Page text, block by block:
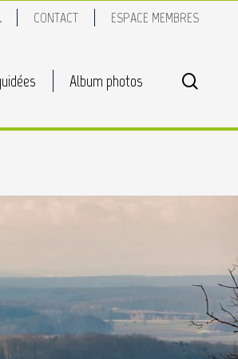
CONTACT ESPACE MEMBRES
Album photos